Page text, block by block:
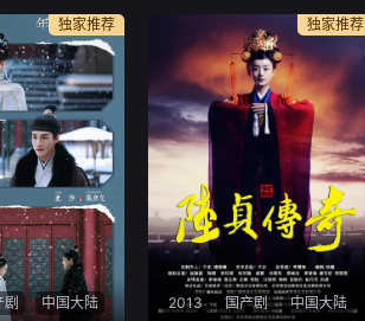
编自甜醋鱼的
看似外表乖巧
学霸周挽（包
三那年夏天意
抵抗家族束缚
西骁（周柯宇
两人在谎言与
，
类型：古装爱情、职场创业
播出平台：湖南卫视、芒果
TV 出品方：芒果TV、大
芒剧场 时长：10分钟X18
集 开机时间：10月中下
旬 拍摄地点：横店 拍
摄周期：12天 总监制：周
山、刘幕天
剧 中国大陆
独家推荐
2013 国产剧 中国大陆
独家推荐